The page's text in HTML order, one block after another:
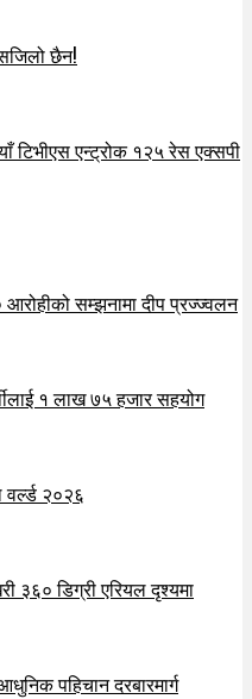
छैन!
टिभीएस एन्ट्रोक १२५ रेस एक्सपी
सम्झनामा दीप प्रज्ज्वलन
१ लाख ७५ हजार सहयोग
२०२६
३६० डिग्री एरियल दृश्यमा
पहिचान दरबारमार्ग